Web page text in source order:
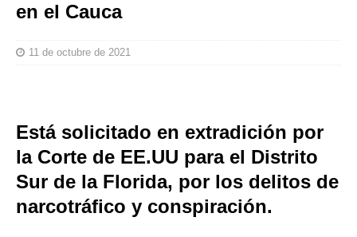
en el Cauca
11 de octubre de 2021
Está solicitado en extradición por
la Corte de EE.UU para el Distrito
Sur de la Florida, por los delitos de
narcotráfico y conspiración.